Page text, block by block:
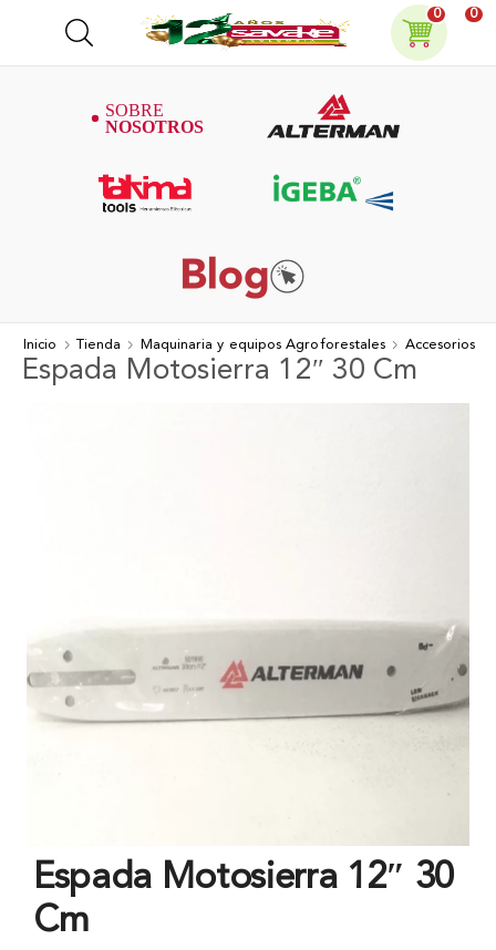
0 0
Inicio Tienda Maquinaria y equipos Agroforestales Accesorios
Espada Motosierra 12″ 30 Cm
Espada Motosierra 12″ 30
Cm